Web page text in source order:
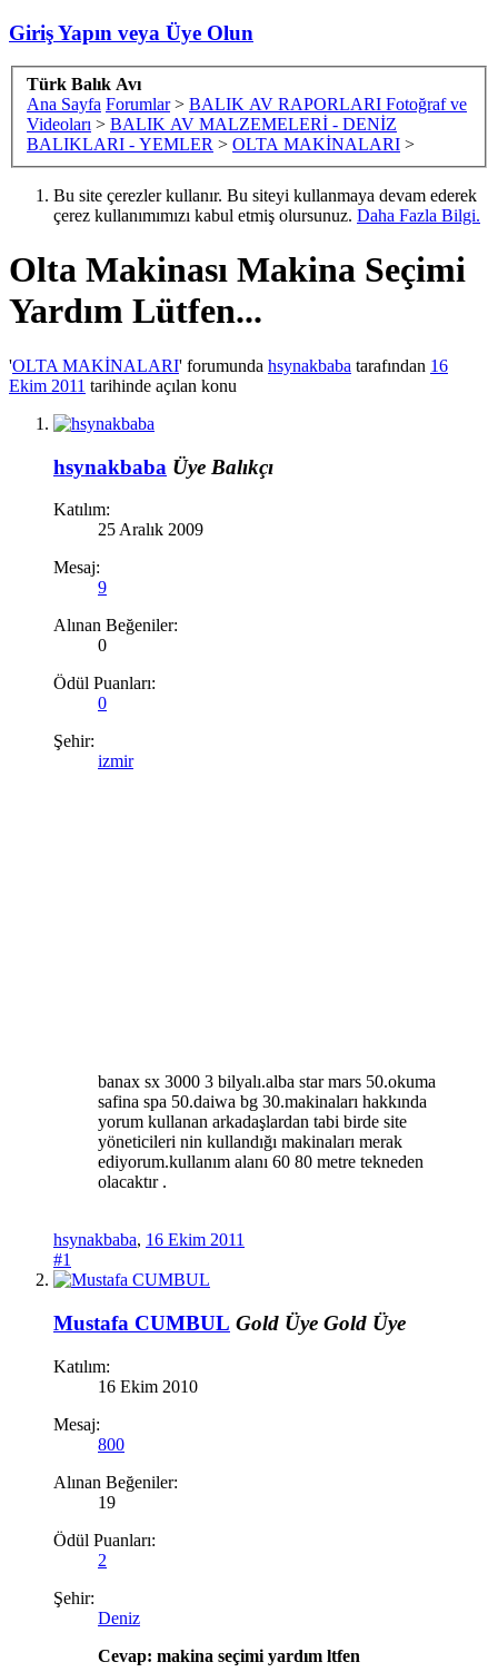
Giriş Yapın veya Üye Olun
Türk Balık Avı
Ana Sayfa Forumlar > BALIK AV RAPORLARI Fotoğraf ve
Videoları > BALIK AV MALZEMELERİ - DENİZ
BALIKLARI - YEMLER > OLTA MAKİNALARI >
Bu site çerezler kullanır. Bu siteyi kullanmaya devam ederek
çerez kullanımımızı kabul etmiş olursunuz. Daha Fazla Bilgi.
Olta Makinası Makina Seçimi
Yardım Lütfen...
'OLTA MAKİNALARI' forumunda hsynakbaba tarafından 16
Ekim 2011 tarihinde açılan konu
hsynakbaba Üye Balıkçı
Katılım:
25 Aralık 2009
Mesaj:
9
Alınan Beğeniler:
0
Ödül Puanları:
0
Şehir:
izmir
banax sx 3000 3 bilyalı.alba star mars 50.okuma
safina spa 50.daiwa bg 30.makinaları hakkında
yorum kullanan arkadaşlardan tabi birde site
yöneticileri nin kullandığı makinaları merak
ediyorum.kullanım alanı 60 80 metre tekneden
olacaktır .
hsynakbaba, 16 Ekim 2011
#1
Mustafa CUMBUL Gold Üye Gold Üye
Katılım:
16 Ekim 2010
Mesaj:
800
Alınan Beğeniler:
19
Ödül Puanları:
2
Şehir:
Deniz
Cevap: makina seçimi yardım ltfen